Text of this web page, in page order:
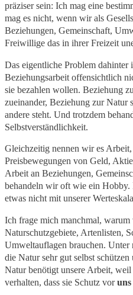
präziser sein: Ich mag eine
mag es nicht, wenn wir als
Beziehungen, Gemeinschaft,
Freiwillige das in ihrer Freizeit
Das eigentliche Problem dahinter
Beziehungsarbeit offensichtlich
sie bezahlen wollen. Beziehung
zueinander, Beziehung zur Natur
andere steht. Und trotzdem
Selbstverständlichkeit.
Gleichzeitig nennen wir es
Preisbewegungen von Geld,
Arbeit an Beziehungen,
behandeln wir oft wie ein
etwas nicht mit unserer
Ich frage mich manchmal,
Naturschutzgebiete, Artenlisten,
Umweltauflagen brauchen. Unter
die Natur sehr gut selbst
Natur benötigt unsere Arbeit,
verhalten, dass sie Schutz voruns